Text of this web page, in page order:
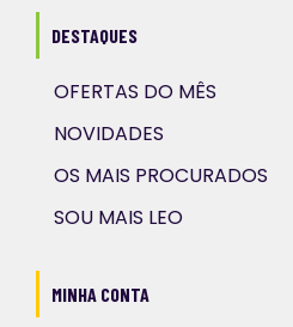
DESTAQUES
OFERTAS DO MÊS
NOVIDADES
OS MAIS PROCURADOS
SOU MAIS LEO
MINHA CONTA